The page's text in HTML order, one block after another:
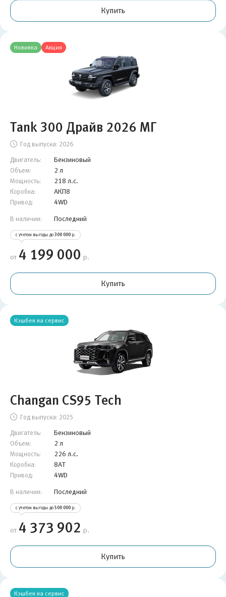
Купить
Новинка Акция
Tank 300 Драйв 2026 МГ
Год выпуска: 2026
Двигатель: Бензиновый
Объем: 2 л
Мощность: 218 л.с.
Коробка: АКП8
Привод: 4WD
В наличии: Последний
с учетом выгоды до 300 000 р.
от 4 199 000 р.
Купить
Кэшбек на сервис
Changan CS95 Tech
Год выпуска: 2025
Двигатель: Бензиновый
Объем: 2 л
Мощность: 226 л.с.
Коробка: 8AT
Привод: 4WD
В наличии: Последний
с учетом выгоды до 500 000 р.
от 4 373 902 р.
Купить
Кэшбек на сервис